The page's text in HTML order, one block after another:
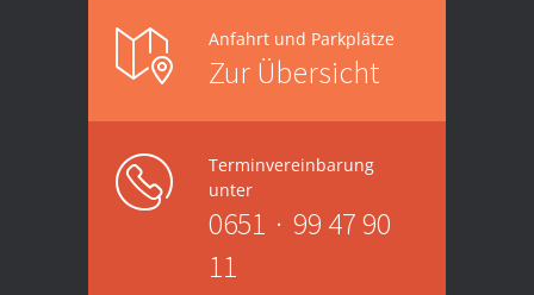
Anfahrt und Parkplätze
Zur Übersicht
Terminvereinbarung
unter
0651 ∙ 99 47 90
11